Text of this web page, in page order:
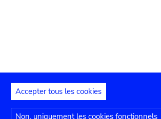
Mentions juridiques
Accepter tous les cookies
Non, uniquement les cookies fonctionnels